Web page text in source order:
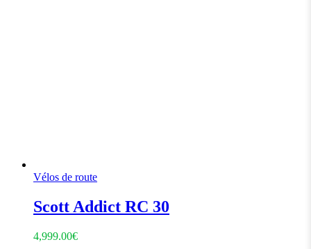
Vélos de route
Scott Addict RC 30
4,999.00€